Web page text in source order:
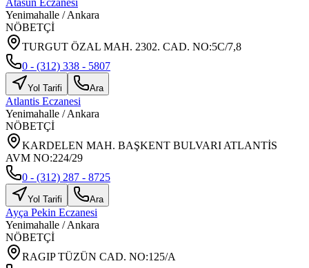
Atasun Eczanesi
Yenimahalle /Ankara
NÖBETÇİ
TURGUT ÖZAL MAH. 2302. CAD. NO:5C/7,8
0 - (312) 338 - 5807
Yol Tarifi Ara
Atlantis Eczanesi
Yenimahalle /Ankara
NÖBETÇİ
KARDELEN MAH. BAŞKENT BULVARI ATLANTİS
AVM NO:224/29
0 - (312) 287 - 8725
Yol Tarifi Ara
Ayça Pekin Eczanesi
Yenimahalle /Ankara
NÖBETÇİ
RAGIP TÜZÜN CAD. NO:125/A